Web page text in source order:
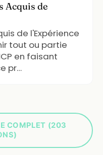
Acquis de
de l'Expérience
tout ou partie
en faisant
pr…
COMPLET (203